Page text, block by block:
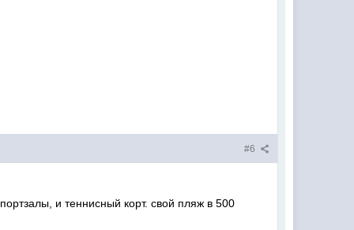
#6
и теннисный корт. свой пляж в 500